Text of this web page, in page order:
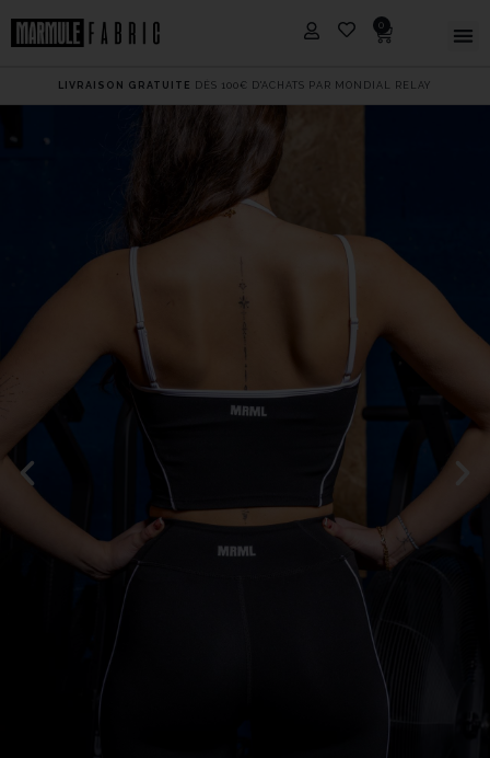
0
LIVRAISON GRATUITE DÈS 100€ D'ACHATS PAR MONDIAL RELAY